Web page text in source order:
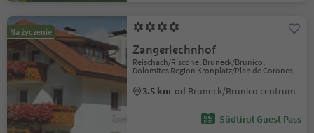
Na życzenie
Zangerlechnhof
Reischach/Riscone, Bruneck/Brunico,
Dolomites Region Kronplatz/Plan de Corones
3.5 km od Bruneck/Brunico centrum
Südtirol Guest Pass